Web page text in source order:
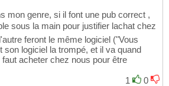
mon genre, si il font une pub correct ,
sous la main pour justifier lachat chez
feront le même logiciel ("Vous
son logiciel la trompé, et il va quand
acheter chez nous pour être
1
0